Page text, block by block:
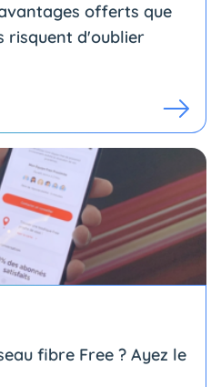
offerts que
risquent d'oublier
fibre Free ? Ayez le